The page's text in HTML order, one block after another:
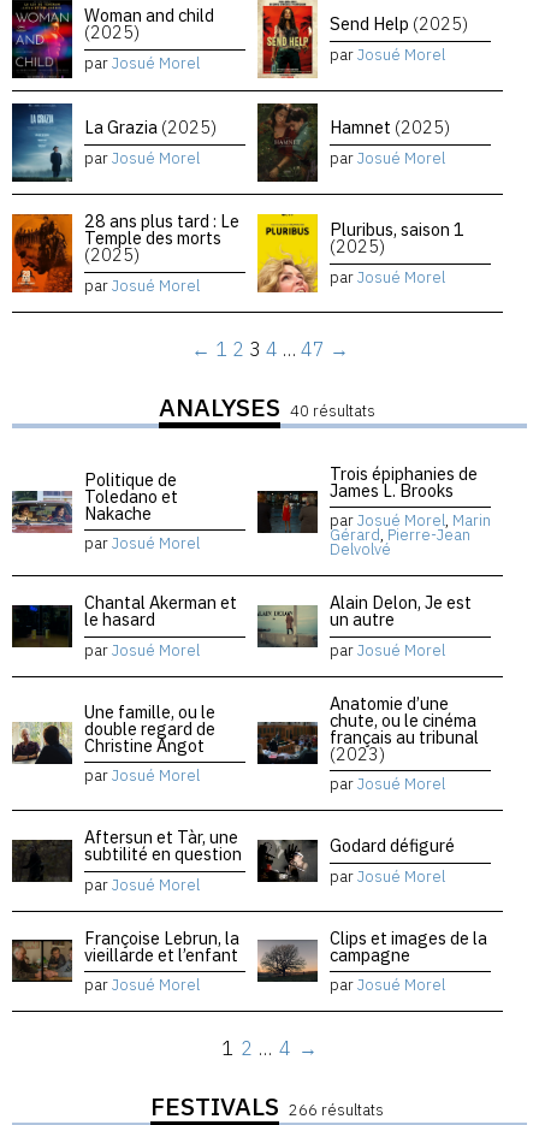
Woman and child
(2025)
parJosué Morel
Send Help (2025)
parJosué Morel
La Grazia (2025)
parJosué Morel
Hamnet (2025)
parJosué Morel
28 ans plus tard : Le
Temple des morts
(2025)
parJosué Morel
Pluribus, saison 1
(2025)
parJosué Morel
← 1 2 3 4 … 47 →
ANALYSES 40 résultats
Politique de
Toledano et
Nakache
parJosué Morel
Trois épiphanies de
James L. Brooks
parJosué Morel, Marin
Gérard, Pierre-Jean
Delvolvé
Chantal Akerman et
le hasard
parJosué Morel
Alain Delon, Je est
un autre
parJosué Morel
Une famille, ou le
double regard de
Christine Angot
parJosué Morel
Anatomie d’une
chute, ou le cinéma
français au tribunal
(2023)
parJosué Morel
Aftersun et Tàr, une
subtilité en question
parJosué Morel
Godard défiguré
parJosué Morel
Françoise Lebrun, la
vieillarde et l’enfant
parJosué Morel
Clips et images de la
campagne
parJosué Morel
1 2 … 4 →
FESTIVALS 266 résultats